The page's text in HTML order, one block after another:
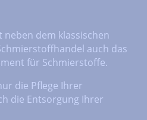
dem klassischen
auch das
für Schmierstoffe.
die Pflege Ihrer
die Entsorgung Ihrer